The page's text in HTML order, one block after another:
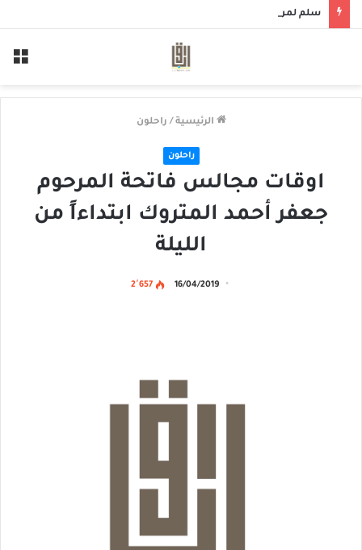
سلم لمن سالمكم
الرئيسية / راحلون
راحلون
اوقات مجالس فاتحة المرحوم
جعفر أحمد المتروك ابتداءاً من
الليلة
16/04/2019 2٬657